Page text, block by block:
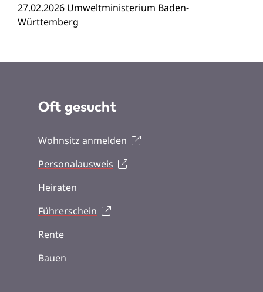
27.02.2026 Umweltministerium Baden-
Württemberg
Oft gesucht
Wohnsitz anmelden
Personalausweis
Heiraten
Führerschein
Rente
Bauen